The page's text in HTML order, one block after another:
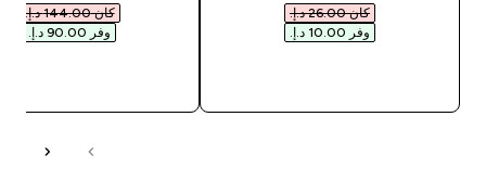
كان ‏26.00 د.إ.‏‎
وفر ‏10.00 د.إ.‏‎
كان ‏144.00 د.إ.‏‎
وفر ‏90.00 د.إ.‏‎